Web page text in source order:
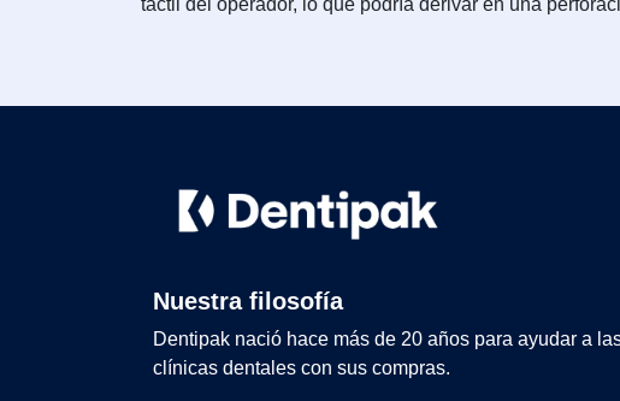
táctil del operador, lo que podría derivar en una
Nuestra filosofía
Dentipak nació hace más de 20 años para ayudar a
clínicas dentales con sus compras.